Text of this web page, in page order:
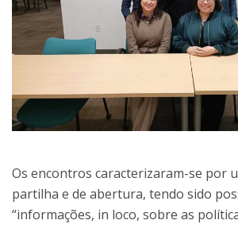
Os encontros caracterizaram-se por
partilha e de abertura, tendo sido
“informações, in loco, sobre as